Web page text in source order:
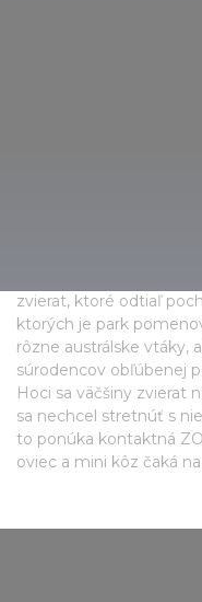
(Rybár riečny) a
vode, takže stojí za to
alebo na SUP a pozrieť
výšky 9 metrov nad
môžeme sa kochať
Keď počujete názov
nie je Austrália, ale
zvierat, ktoré odtiaľ
ktorých je park
rôzne austrálske vtáky,
súrodencov obľúbenej
Hoci sa väčšiny zvierat
sa nechcel stretnúť s
to ponúka kontaktná
oviec a mini kôz čaká